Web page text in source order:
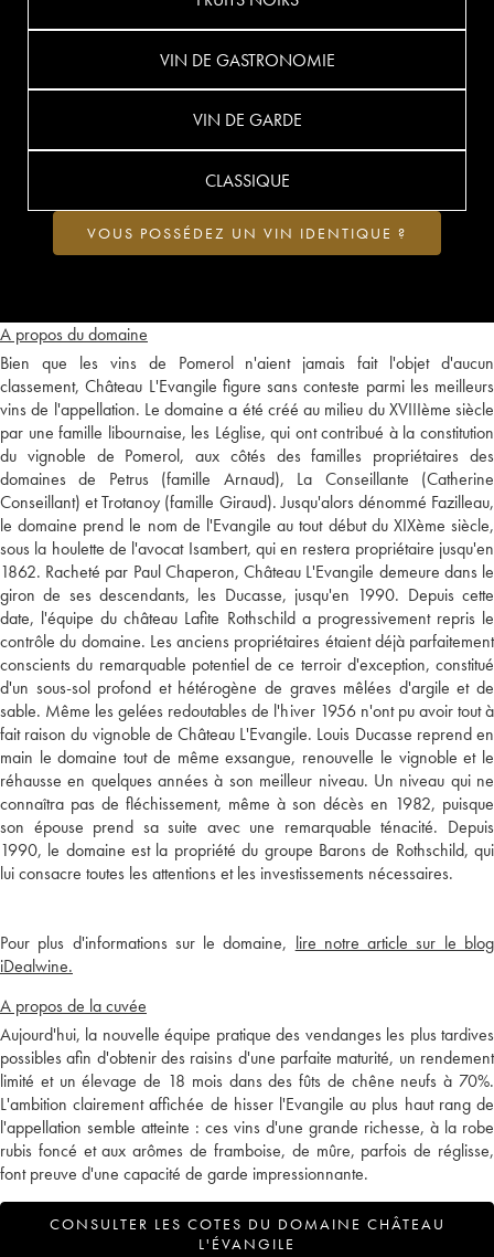
A propos du domaine
Bien que les vins de Pomerol n'aient jamais fait l'objet d'aucun
classement, Château L'Evangile figure sans conteste parmi les meilleurs
vins de l'appellation. Le domaine a été créé au milieu du XVIIIème siècle
par une famille libournaise, les Léglise, qui ont contribué à la constitution
du vignoble de Pomerol, aux côtés des familles propriétaires des
domaines de Petrus (famille Arnaud), La Conseillante (Catherine
Conseillant) et Trotanoy (famille Giraud). Jusqu'alors dénommé Fazilleau,
le domaine prend le nom de l'Evangile au tout début du XIXème siècle,
sous la houlette de l'avocat Isambert, qui en restera propriétaire jusqu'en
1862. Racheté par Paul Chaperon, Château L'Evangile demeure dans le
giron de ses descendants, les Ducasse, jusqu'en 1990. Depuis cette
date, l'équipe du château Lafite Rothschild a progressivement repris le
contrôle du domaine. Les anciens propriétaires étaient déjà parfaitement
conscients du remarquable potentiel de ce terroir d'exception, constitué
d'un sous-sol profond et hétérogène de graves mêlées d'argile et de
sable. Même les gelées redoutables de l'hiver 1956 n'ont pu avoir tout à
fait raison du vignoble de Château L'Evangile. Louis Ducasse reprend en
main le domaine tout de même exsangue, renouvelle le vignoble et le
réhausse en quelques années à son meilleur niveau. Un niveau qui ne
connaîtra pas de fléchissement, même à son décès en 1982, puisque
son épouse prend sa suite avec une remarquable ténacité. Depuis
1990, le domaine est la propriété du groupe Barons de Rothschild, qui
lui consacre toutes les attentions et les investissements nécessaires.
Pour plus d'informations sur le domaine, lire notre article sur le blog
iDealwine.
A propos de la cuvée
Aujourd'hui, la nouvelle équipe pratique des vendanges les plus tardives
possibles afin d'obtenir des raisins d'une parfaite maturité, un rendement
limité et un élevage de 18 mois dans des fûts de chêne neufs à 70%.
L'ambition clairement affichée de hisser l'Evangile au plus haut rang de
l'appellation semble atteinte : ces vins d'une grande richesse, à la robe
rubis foncé et aux arômes de framboise, de mûre, parfois de réglisse,
font preuve d'une capacité de garde impressionnante.
CONSULTER LES COTES DU DOMAINE CHÂTEAU
L'ÉVANGILE
VIN DE GASTRONOMIE
VIN DE GARDE
CLASSIQUE
VOUS POSSÉDEZ UN VIN IDENTIQUE ?